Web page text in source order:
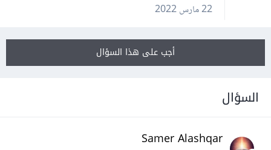
22 مارس 2022
أجب على هذا السؤال
السؤال
Samer Alashqar